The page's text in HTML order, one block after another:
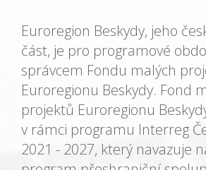
Euroregion Beskydy, jeho
část, je pro programové
správcem Fondu malých
Euroregionu Beskydy. Fond
projektů Euroregionu
v rámci programu Interreg
2021 - 2027, který navazuje